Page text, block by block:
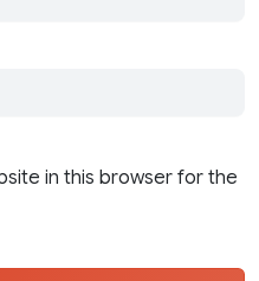
in this browser for the